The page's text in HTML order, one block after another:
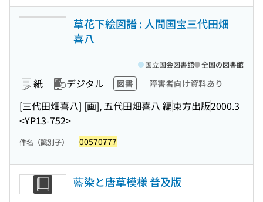
草花下絵図譜 : 人間国宝三代田畑
喜八
紙 デジタル 図書 障害者向け資料あり
[三代田畑喜八] [画], 五代田畑喜八 編東方出版2000.3
<YP13-752>
国立国会図書館 全国の図書館
件名（識別子） 00570777
藍染と唐草模様 普及版